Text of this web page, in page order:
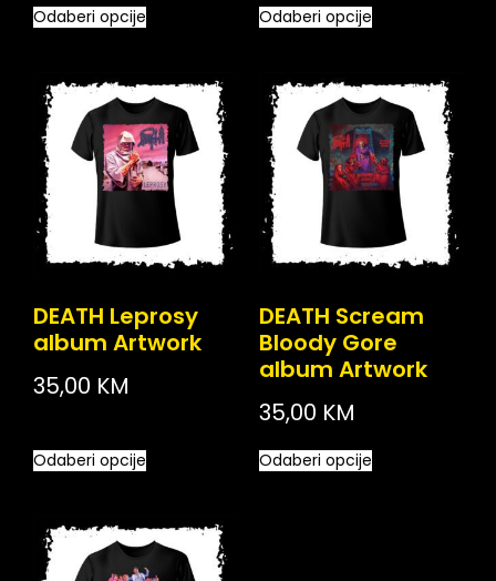
Odaberi opcije Odaberi opcije
DEATH Leprosy
album Artwork
35,00 KM
Odaberi opcije
DEATH Scream
Bloody Gore
album Artwork
35,00 KM
Odaberi opcije